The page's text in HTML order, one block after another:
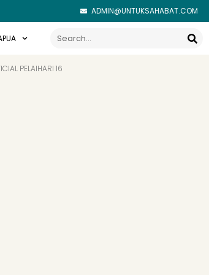
ADMIN@UNTUKSAHABAT.COM
Search
PELAIHARI 16